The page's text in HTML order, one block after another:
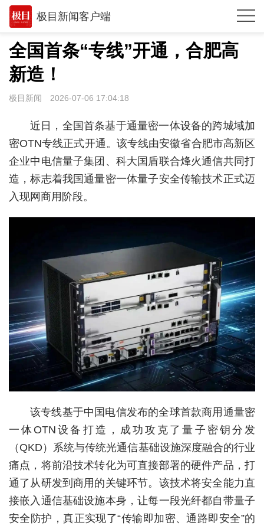
极目新闻客户端
推荐
体育
观点
湖北
武汉
世相
极客圈
经济
城建
科教
健康
悠游
相亲
汽车
房产
消费
创意
全国首条“专线”开通，合肥高
新造！
极目新闻 2026-07-06 17:04:18
近日，全国首条基于通量密一体设备的跨城域加
密OTN专线正式开通。该专线由安徽省合肥市高新区
企业中电信量子集团、科大国盾联合烽火通信共同打
造，标志着我国通量密一体量子安全传输技术正式迈
入现网商用阶段。
该专线基于中国电信发布的全球首款商用通量密
一体OTN设备打造，成功攻克了量子密钥分发
（QKD）系统与传统光通信基础设施深度融合的行业
痛点，将前沿技术转化为可直接部署的硬件产品，打
通了从研发到商用的关键环节。该技术将安全能力直
接嵌入通信基础设施本身，让每一段光纤都自带量子
安全防护，真正实现了“传输即加密、通路即安全”的